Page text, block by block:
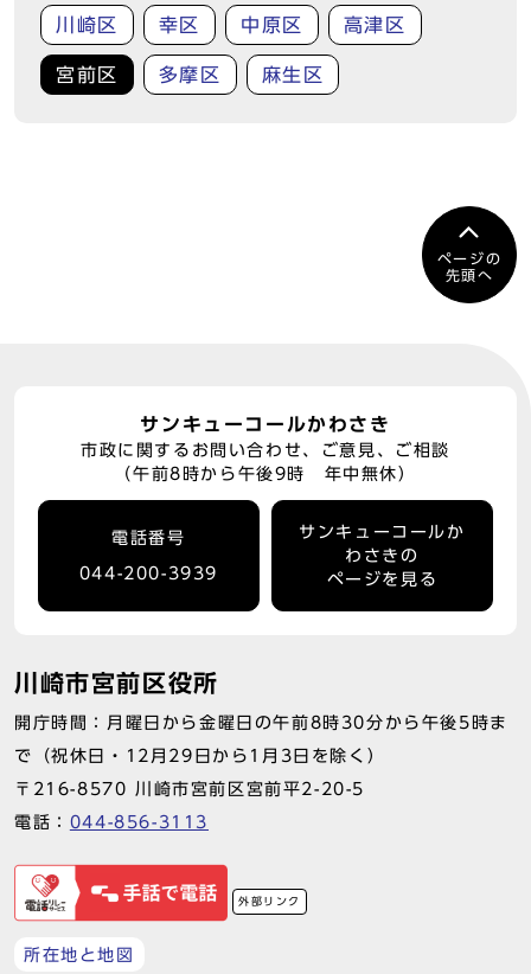
川崎区 幸区 中原区 高津区
宮前区 多摩区 麻生区
ページの
先頭へ
サンキューコールかわさき
市政に関するお問い合わせ、ご意見、ご相談
（午前8時から午後9時 年中無休）
電話番号
044-200-3939
サンキューコールか
わさきの
ページを見る
川崎市宮前区役所
開庁時間：月曜日から金曜日の午前8時30分から午後5時ま
で（祝休日・12月29日から1月3日を除く）
〒216-8570 川崎市宮前区宮前平2-20-5
電話： 044-856-3113
外部リンク
所在地と地図